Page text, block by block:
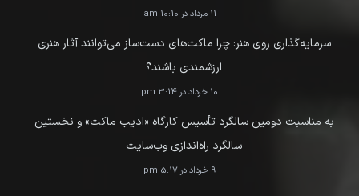
11 مرداد در 10:10 am
سرمایه‌گذاری روی هنر: چرا ماکت‌های دست‌ساز می‌توانند آثار هنری
ارزشمندی باشند؟
10 خرداد در 3:14 pm
به مناسبت دومین سالگرد تأسیس کارگاه «ادیب ماکت» و نخستین
سالگرد راه‌اندازی وب‌سایت
9 خرداد در 5:17 pm